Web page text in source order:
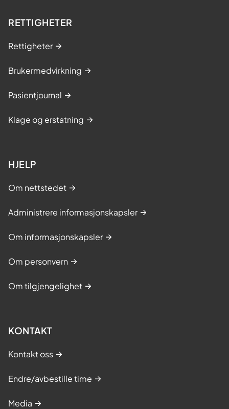
RETTIGHETER
Rettigheter
Brukermedvirkning
Pasientjournal
Klage og erstatning
HJELP
Om nettstedet
Administrere informasjonskapsler
Om informasjonskapsler
Om personvern
Om tilgjengelighet
KONTAKT
Kontakt oss
Endre/avbestille time
Media